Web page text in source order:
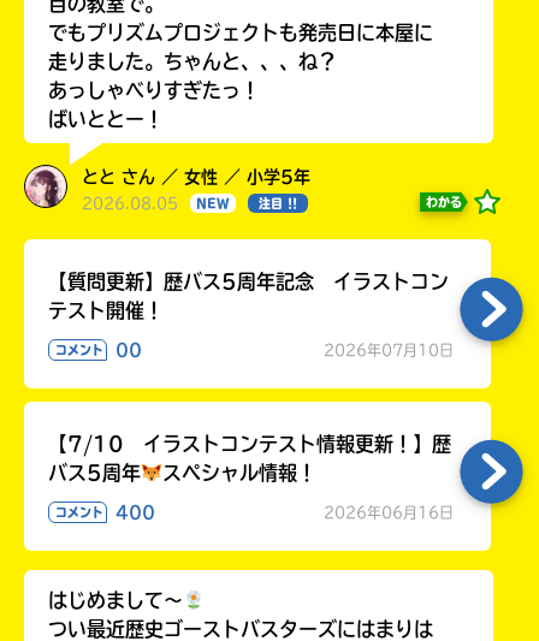
目の教室で。
でもプリズムプロジェクトも発売日に本屋に
走りました。ちゃんと、、、ね？
あっしゃべりすぎたっ！
ばいととー！
とと さん ／ 女性 ／ 小学5年
2026.08.05 NEW 注目 !! わかる
【質問更新】歴バス5周年記念 イラストコン
テスト開催！
コメント 00 2026年07月10日
【7/10 イラストコンテスト情報更新！】歴
バス5周年
スペシャル情報！
コメント 400 2026年06月16日
はじめまして〜
つい最近歴史ゴーストバスターズにはまりは